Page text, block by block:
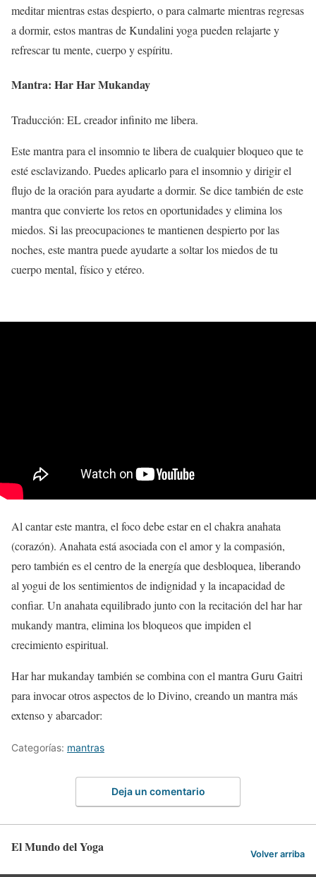
meditar mientras estas despierto, o para calmarte mientras regresas
a dormir, estos mantras de Kundalini yoga pueden relajarte y
refrescar tu mente, cuerpo y espíritu.
Mantra: Har Har Mukanday
Traducción: EL creador infinito me libera.
Este mantra para el insomnio te libera de cualquier bloqueo que te
esté esclavizando. Puedes aplicarlo para el insomnio y dirigir el
flujo de la oración para ayudarte a dormir. Se dice también de este
mantra que convierte los retos en oportunidades y elimina los
miedos. Si las preocupaciones te mantienen despierto por las
noches, este mantra puede ayudarte a soltar los miedos de tu
cuerpo mental, físico y etéreo.
Al cantar este mantra, el foco debe estar en el chakra anahata
(corazón). Anahata está asociada con el amor y la compasión,
pero también es el centro de la energía que desbloquea, liberando
al yogui de los sentimientos de indignidad y la incapacidad de
confiar. Un anahata equilibrado junto con la recitación del har har
mukandy mantra, elimina los bloqueos que impiden el
crecimiento espiritual.
Har har mukanday también se combina con el mantra Guru Gaitri
para invocar otros aspectos de lo Divino, creando un mantra más
extenso y abarcador:
Categorías: mantras
Deja un comentario
El Mundo del Yoga Volver arriba